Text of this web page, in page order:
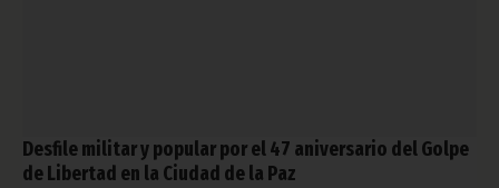
Desfile militar y popular por el 47 aniversario del Golpe
de Libertad en la Ciudad de la Paz